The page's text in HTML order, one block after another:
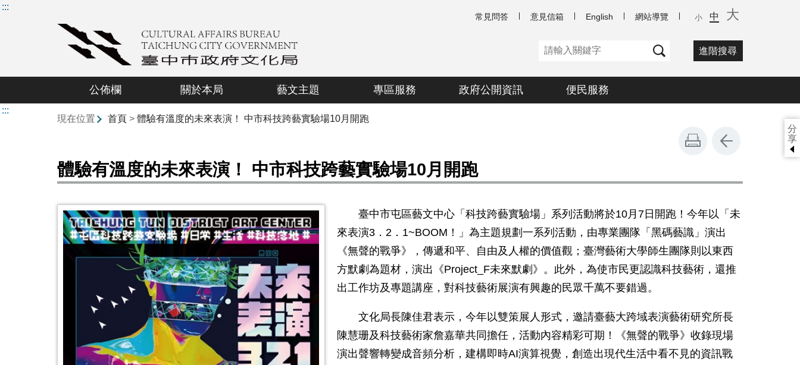
:::
常見問答 意見信箱 English 網站導覽 小 中 大
進階搜尋
公佈欄 關於本局 藝文主題 專區服務 政府公開資訊 便民服務
:::
現在位置
首頁> 體驗有溫度的未來表演！ 中市科技跨藝實驗場10月開跑
分
享
體驗有溫度的未來表演！ 中市科技跨藝實驗場10月開跑
臺中市屯區藝文中心「科技跨藝實驗場」系列活動將於10月 7日開跑！今年以「未
來表演3 ． 2 ． 1~BOOM ！」為主題規劃一系列活動，由專業團隊「黑碼藝識」演出
《無聲的戰爭》，傳遞和平、自由及人權的價值觀；臺灣藝術大學師生團隊則以東西
方默劇為題材，演出《Project_F未來默劇》。此外，為使市民更認識科技藝術，還推
出工作坊及專題講座，對科技藝術展演有興趣的民眾千萬不要錯過。
文化局長陳佳君表示，今年以雙策展人形式，邀請臺藝大跨域表演藝術研究所長
陳慧珊及科技藝術家詹嘉華共同擔任，活動內容精彩可期！《無聲的戰爭》收錄現場
演出聲響轉變成音頻分析，建構即時AI演算視覺，創造出現代生活中看不見的資訊戰